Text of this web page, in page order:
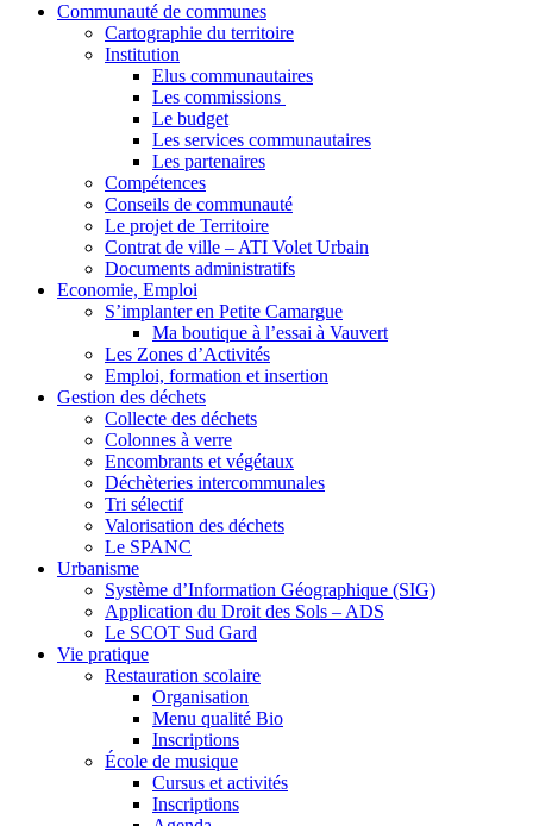
Communauté de communes
Cartographie du territoire
Institution
Elus communautaires
Les commissions
Le budget
Les services communautaires
Les partenaires
Compétences
Conseils de communauté
Le projet de Territoire
Contrat de ville – ATI Volet Urbain
Documents administratifs
Economie, Emploi
S’implanter en Petite Camargue
Ma boutique à l’essai à Vauvert
Les Zones d’Activités
Emploi, formation et insertion
Gestion des déchets
Collecte des déchets
Colonnes à verre
Encombrants et végétaux
Déchèteries intercommunales
Tri sélectif
Valorisation des déchets
Le SPANC
Urbanisme
Système d’Information Géographique (SIG)
Application du Droit des Sols – ADS
Le SCOT Sud Gard
Vie pratique
Restauration scolaire
Organisation
Menu qualité Bio
Inscriptions
École de musique
Cursus et activités
Inscriptions